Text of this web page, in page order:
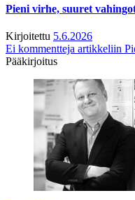
Pieni virhe, suuret
Kirjoitettu 5.6.2026
Ei kommentteja artikkeliin
Pääkirjoitus